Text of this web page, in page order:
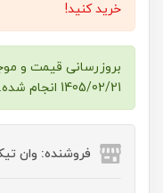
خرید کنید!
بروزرسانی قیمت و
1405/02/21 انجام شده.
فروشنده: وان